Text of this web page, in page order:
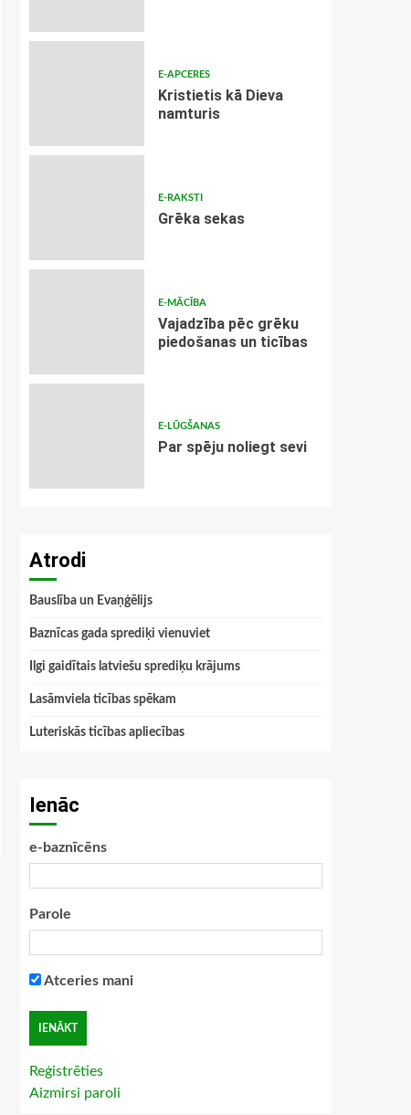
E-APCERES
Kristietis kā Dieva
namturis
E-RAKSTI
Grēka sekas
E-MĀCĪBA
Vajadzība pēc grēku
piedošanas un ticības
E-LŪGŠANAS
Par spēju noliegt sevi
Atrodi
Bauslība un Evaņģēlijs
Baznīcas gada sprediķi vienuviet
Ilgi gaidītais latviešu sprediķu krājums
Lasāmviela ticības spēkam
Luteriskās ticības apliecības
Ienāc
e-baznīcēns
Parole
Atceries mani
Reģistrēties
Aizmirsi paroli